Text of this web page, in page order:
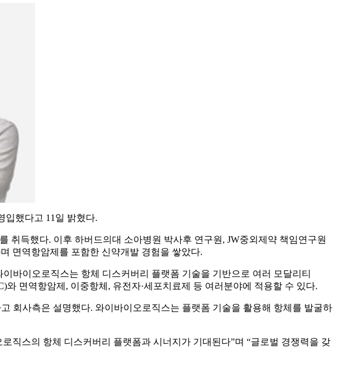
입했다고 11일 밝혔다.
취득했다. 이후 하버드의대 소아병원 박사후 연구원, JW중외제약 책임연구원
면역항암제를 포함한 신약개발 경험을 쌓았다.
바이오로직스는 항체 디스커버리 플랫폼 기술을 기반으로 여러 모달리티
면역항암제, 이중항체, 유전자·세포치료제 등 여러분야에 적용할 수 있다.
회사측은 설명했다. 와이바이오로직스는 플랫폼 기술을 활용해 항체를 발굴하
직스의 항체 디스커버리 플랫폼과 시너지가 기대된다”며 “글로벌 경쟁력을 갖